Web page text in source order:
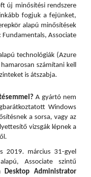
új minősítési rendszere
fogjuk a fejünket,
alapú minősítések
Associate
technológiák (Azure
számítani kell
is átszabja.
A gyártó nem
Windows
a sorsa, vagy az
vizsgák lépnek a
2019. március 31-gyel
Associate szintű
Administrator